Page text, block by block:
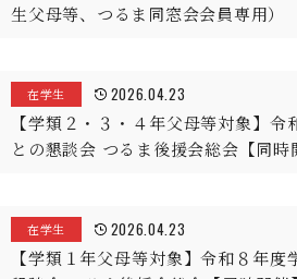
生父母等、つるま同窓会会員専用）
在学生 2026.04.23
【学類２・３・４年父母等対象】
との懇談会 つるま後援会総会【同時
在学生 2026.04.23
【学類１年父母等対象】令和８年